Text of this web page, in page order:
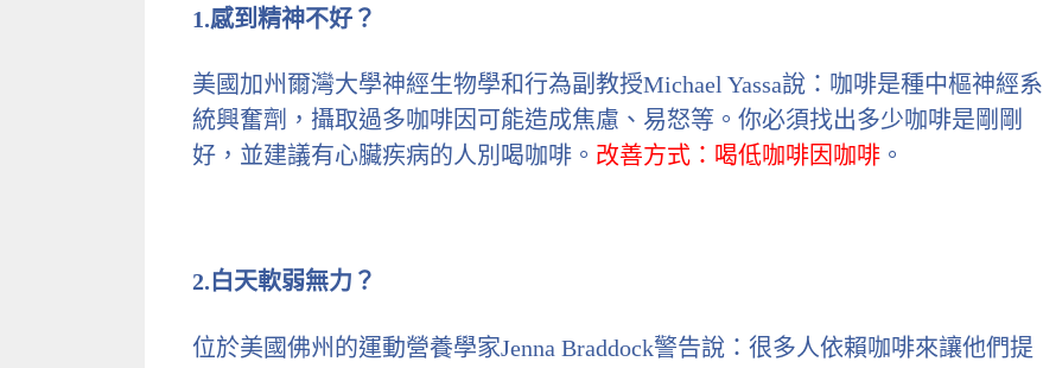
1.感到精神不好？
美國加州爾灣大學神經生物學和行為副教授Michael Yassa說：咖啡是種中樞神經系
統興奮劑，攝取過多咖啡因可能造成焦慮、易怒等。你必須找出多少咖啡是剛剛
好，並建議有心臟疾病的人別喝咖啡。 改善方式：喝低咖啡因咖啡 。
2.白天軟弱無力？
位於美國佛州的運動營養學家Jenna Braddock警告說：很多人依賴咖啡來讓他們提